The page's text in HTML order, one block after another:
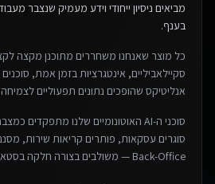
מביאים ניסיון ייחודי וידע מעמיק שנצבר
בענף.
כל מוצר שאנחנו משחררים מתוכנן מקצה
אנליטיקס שהופכים נתונים תפעוליים
סוגרים עסקאות, פותרים קריאות שירות,
Back-Office — משולבים בצורה חלקה בסטאק הקיים שלכם.